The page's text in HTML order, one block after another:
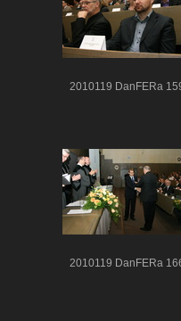
2010119 DanFERa
2010119 DanFERa